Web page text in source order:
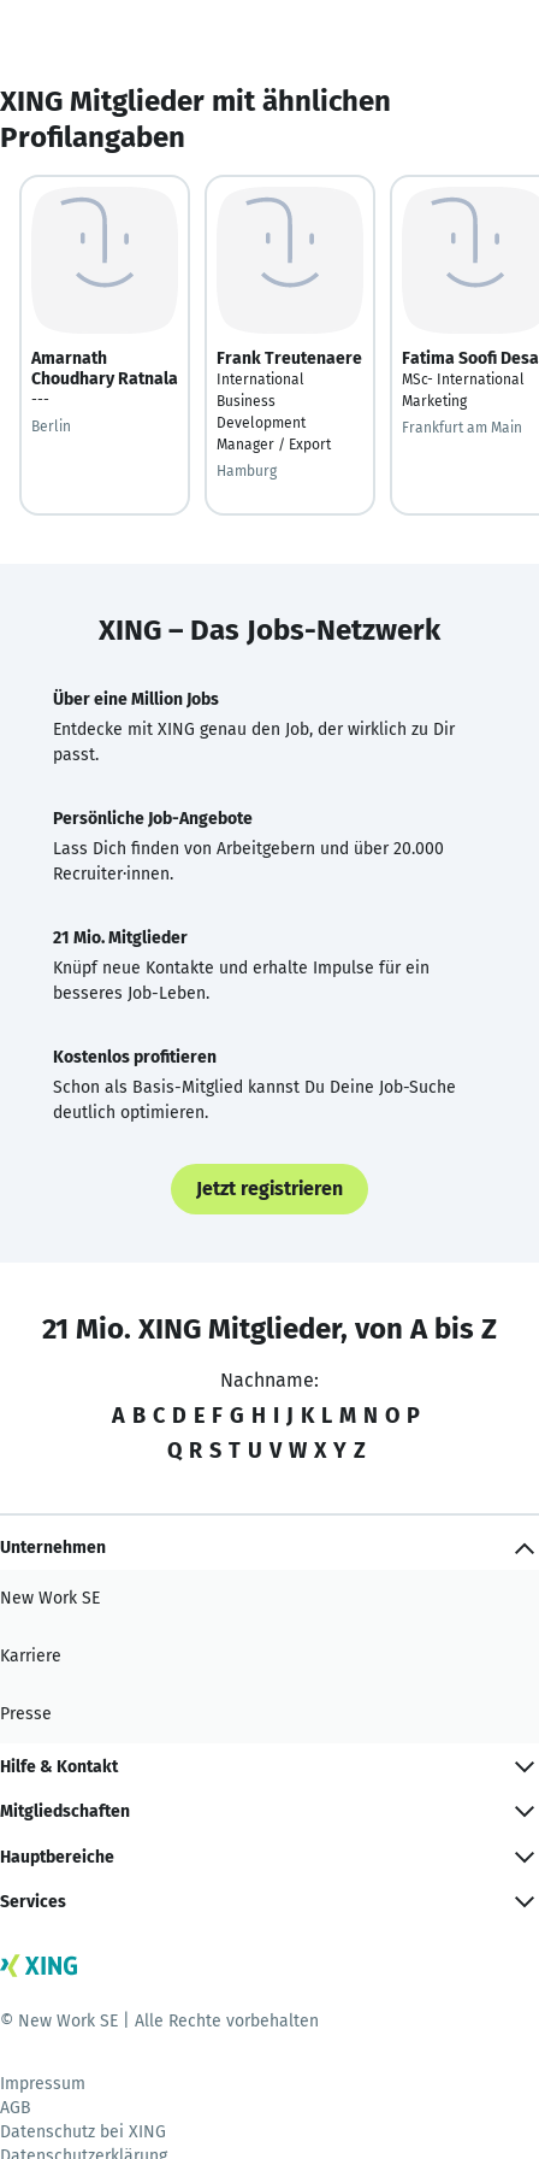
XING Mitglieder mit ähnlichen
Profilangaben
Amarnath
Choudhary Ratnala
---
Berlin
Frank Treutenaere
International
Business
Development
Manager / Export
Hamburg
Fatima Soofi
MSc- International
Marketing
Frankfurt am Main
XING – Das Jobs-Netzwerk
Über eine Million Jobs
Entdecke mit XING genau den Job, der wirklich zu Dir
passt.
Persönliche Job-Angebote
Lass Dich finden von Arbeitgebern und über 20.000
Recruiter·innen.
21 Mio. Mitglieder
Knüpf neue Kontakte und erhalte Impulse für ein
besseres Job-Leben.
Kostenlos profitieren
Schon als Basis-Mitglied kannst Du Deine Job-Suche
deutlich optimieren.
Jetzt registrieren
21 Mio. XING Mitglieder, von A bis Z
Nachname:
A B C D E F G H I J K L M N O P
Q R S T U V W X Y Z
Unternehmen
New Work SE
Karriere
Presse
Hilfe & Kontakt
Mitgliedschaften
Hauptbereiche
Services
© New Work SE | Alle Rechte vorbehalten
Impressum
AGB
Datenschutz bei XING